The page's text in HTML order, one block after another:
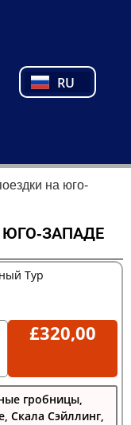
RU
PT
TR
на юго-
ЗАПАДЕ
Тур
£320,00
гробницы,
Скала Сэйллинг,